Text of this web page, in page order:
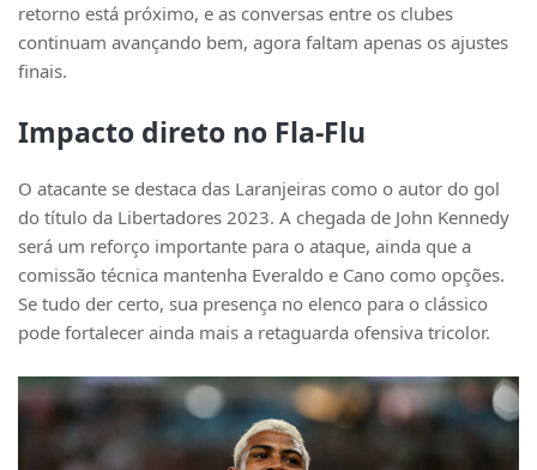
retorno está próximo, e as conversas entre os clubes
continuam avançando bem, agora faltam apenas os ajustes
finais.
Impacto direto no Fla-Flu
O atacante se destaca das Laranjeiras como o autor do gol
do título da Libertadores 2023. A chegada de John Kennedy
será um reforço importante para o ataque, ainda que a
comissão técnica mantenha Everaldo e Cano como opções.
Se tudo der certo, sua presença no elenco para o clássico
pode fortalecer ainda mais a retaguarda ofensiva tricolor.